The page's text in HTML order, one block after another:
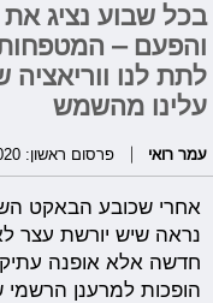
בכל שבוע נציג
והפעם – המטפחות
לתת לנו
עלינו מהשמש
עמר רואי פרסום ראשון: 21/05/2020, 12:00
אחרי שכובע הבאקט
נראה שיש יורשת עצר
חדשה אלא אופנה
הופכות למרענן